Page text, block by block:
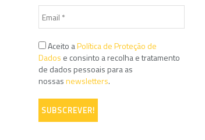
Aceito aPolítica de Proteção de
Dados e consinto a recolha e tratamento
de dados pessoais para as
nossasnewsletters.